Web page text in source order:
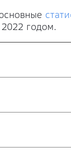
годом.